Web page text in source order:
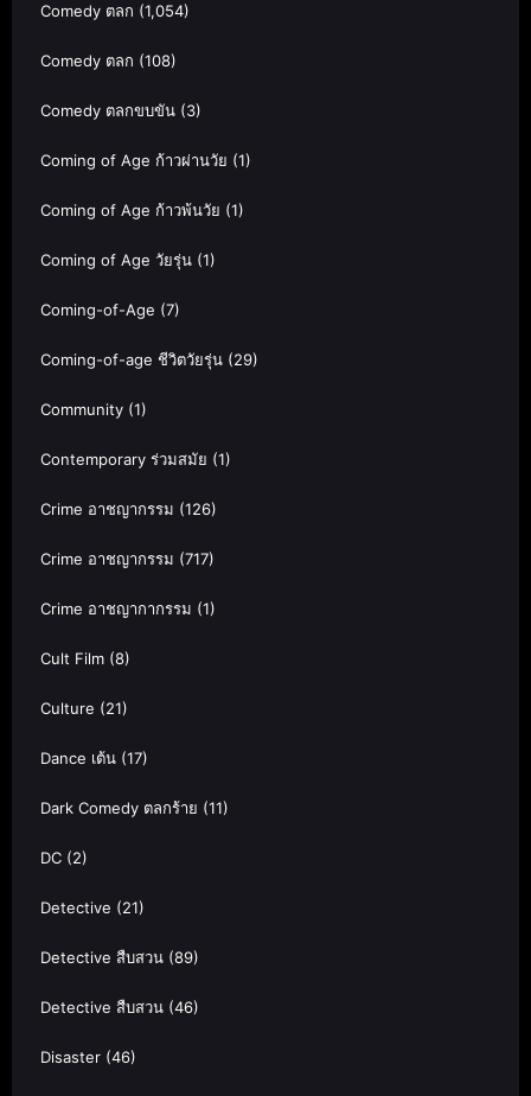
Comedy ตลก (1,054)
Comedy ตลก (108)
Comedy ตลกขบขัน (3)
Coming of Age ก้าวผ่านวัย (1)
Coming of Age ก้าวพ้นวัย (1)
Coming of Age วัยรุ่น (1)
Coming-of-Age (7)
Coming-of-age ชีวิตวัยรุ่น (29)
Community (1)
Contemporary ร่วมสมัย (1)
Crime อาชญากรรม (126)
Crime อาชญากรรม (717)
Crime อาชญากากรรม (1)
Cult Film (8)
Culture (21)
Dance เต้น (17)
Dark Comedy ตลกร้าย (11)
DC (2)
Detective (21)
Detective สืบสวน (89)
Detective สืบสวน (46)
Disaster (46)